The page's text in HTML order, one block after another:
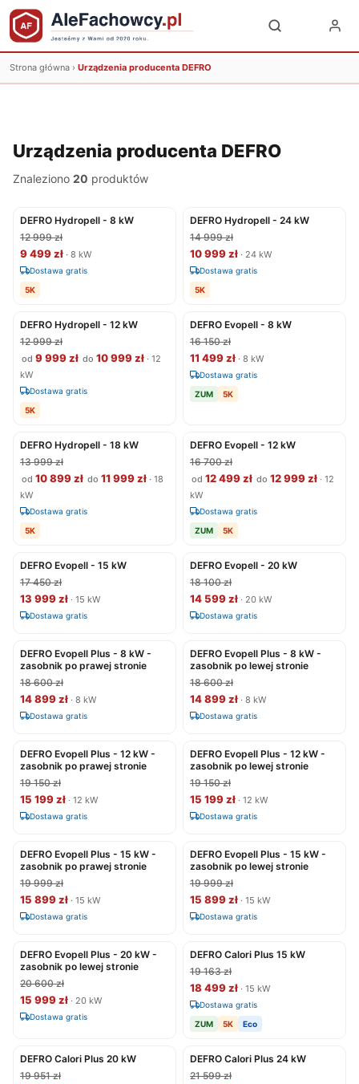
Strona główna › Urządzenia producenta DEFRO
Urządzenia producenta DEFRO
Znaleziono 20 produktów
DEFRO Hydropell - 8 kW
12 999 zł
9 499 zł · 8 kW
Dostawa gratis
5K
DEFRO Hydropell - 24 kW
14 999 zł
10 999 zł · 24 kW
Dostawa gratis
5K
DEFRO Hydropell - 12 kW
12 999 zł
od 9 999 zł do 10 999 zł · 12
kW
Dostawa gratis
5K
DEFRO Evopell - 8 kW
16 150 zł
11 499 zł · 8 kW
Dostawa gratis
ZUM
5K
DEFRO Hydropell - 18 kW
13 999 zł
od 10 899 zł do 11 999 zł · 18
kW
Dostawa gratis
5K
DEFRO Evopell - 12 kW
16 700 zł
od 12 499 zł do 12 999 zł · 12
kW
Dostawa gratis
ZUM
5K
DEFRO Evopell - 15 kW
17 450 zł
13 999 zł · 15 kW
Dostawa gratis
DEFRO Evopell - 20 kW
18 100 zł
14 599 zł · 20 kW
Dostawa gratis
DEFRO Evopell Plus - 8 kW -
zasobnik po prawej stronie
18 600 zł
14 899 zł · 8 kW
Dostawa gratis
DEFRO Evopell Plus - 8 kW -
zasobnik po lewej stronie
18 600 zł
14 899 zł · 8 kW
Dostawa gratis
DEFRO Evopell Plus - 12 kW -
zasobnik po prawej stronie
19 150 zł
15 199 zł · 12 kW
Dostawa gratis
DEFRO Evopell Plus - 12 kW -
zasobnik po lewej stronie
19 150 zł
15 199 zł · 12 kW
Dostawa gratis
DEFRO Evopell Plus - 15 kW -
zasobnik po prawej stronie
19 999 zł
15 899 zł · 15 kW
Dostawa gratis
DEFRO Evopell Plus - 15 kW -
zasobnik po lewej stronie
19 999 zł
15 899 zł · 15 kW
Dostawa gratis
DEFRO Evopell Plus - 20 kW -
zasobnik po lewej stronie
20 600 zł
15 999 zł · 20 kW
Dostawa gratis
DEFRO Calori Plus 15 kW
19 163 zł
18 499 zł · 15 kW
Dostawa gratis
ZUM
5K Eco
DEFRO Calori Plus 20 kW
19 951 zł
DEFRO Calori Plus 24 kW
21 599 zł